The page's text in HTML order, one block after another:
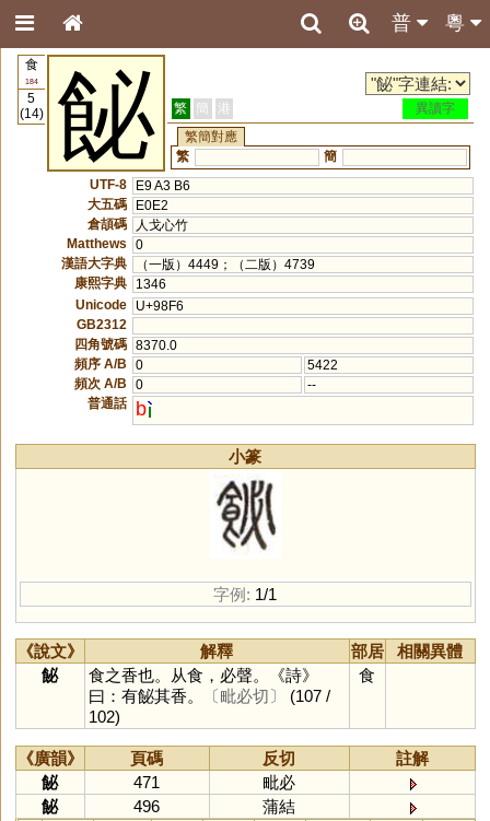
粵
普
食
184
5
(14)
飶 繁 簡 港
異讀字
繁簡對應
繁
簡
UTF-8
E9 A3 B6
大五碼
E0E2
倉頡碼
人戈心竹
Matthews
0
漢語大字典
（一版）4449；（二版）4739
康熙字典
1346
Unicode
U+98F6
GB2312
四角號碼 8370.0
頻序 A/B
0
5422
頻次 A/B
0
--
普通話
b
小篆
字例: 1/1
《說文》 解釋 部居
相關異體
飶
食之香也。从食，必聲。《詩》
曰：有飶其香。
〔毗必切〕
(107 /
102)
食
《廣韻》 頁碼 反切
註解
飶
471
毗必
飶
496
蒲結